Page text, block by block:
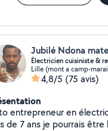
Jubilé Ndona
Électricien cuisiniste &
Lille (mont a camp-
4,8/5 (75 avis)
entrepreneur en
de 7 ans je pourrais